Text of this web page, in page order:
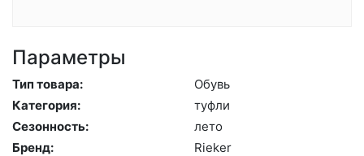
Параметры
Тип товара:
Обувь
Категория:
туф­ли
Сезонность:
ле­то
Бренд:
Ri­eker